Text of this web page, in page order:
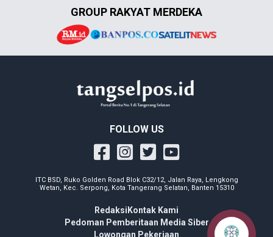
GROUP RAKYAT MERDEKA
FOLLOW US
ITC BSD, Ruko Golden Road Blok C32/12, Jalan Raya, Lengkong
Wetan, Kec. Serpong, Kota Tangerang Selatan, Banten 15310
Redaksi Kontak Kami
Pedoman Pemberitaan Media Siber
Lowongan Pekerjaan